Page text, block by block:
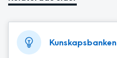
Kunskapsbanken